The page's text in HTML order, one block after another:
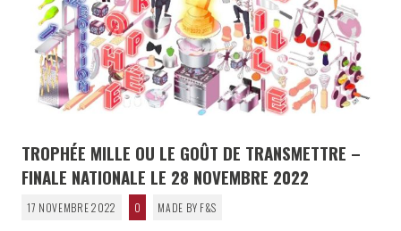
TROPHÉE MILLE OU LE GOÛT DE TRANSMETTRE –
FINALE NATIONALE LE 28 NOVEMBRE 2022
17 NOVEMBRE 2022 0 MADE BY F&S